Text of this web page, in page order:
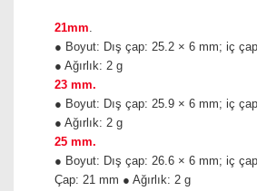
21mm
● Boyut: Dış çap: 25.2 × 6 mm; iç
● Ağırlık: 2 g
23 mm.
● Boyut: Dış çap: 25.9 × 6 mm; iç
● Ağırlık: 2 g
25 mm.
● Boyut: Dış çap: 26.6 × 6 mm; iç
Çap: 21 mm ● Ağırlık: 2 g